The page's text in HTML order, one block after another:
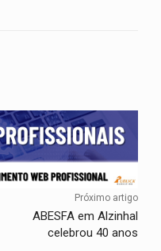
Próximo artigo
ABESFA em Alzinhal
celebrou 40 anos